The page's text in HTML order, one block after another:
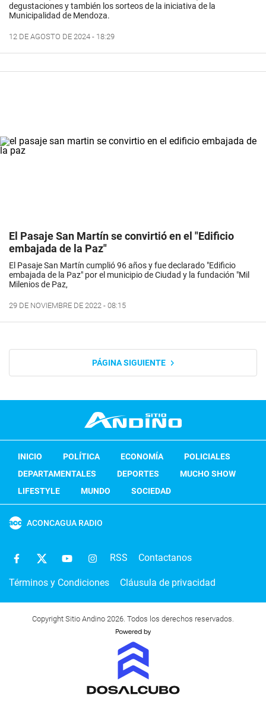
degustaciones y también los sorteos de la iniciativa de la
Municipalidad de Mendoza.
12 DE AGOSTO DE 2024 - 18:29
El Pasaje San Martín se convirtió en el "Edificio
embajada de la Paz"
El Pasaje San Martín cumplió 96 años y fue declarado "Edificio
embajada de la Paz" por el municipio de Ciudad y la fundación "Mil
Milenios de Paz,
29 DE NOVIEMBRE DE 2022 - 08:15
PÁGINA SIGUIENTE
INICIO POLÍTICA ECONOMÍA
POLICIALES
DEPARTAMENTALES
DEPORTES
MUCHO SHOW
LIFESTYLE
MUNDO SOCIEDAD
ACONCAGUA RADIO
RSS Contactanos
Términos y Condiciones Cláusula de privacidad
Copyright Sitio Andino 2026. Todos los derechos reservados.